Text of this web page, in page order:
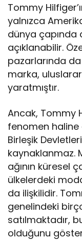
Tommy
yalnızca
dünya çapında
açıklanabilir.
pazarlarında
marka,
yaratmıştır.
Ancak, Tommy
fenomen
Birleşik
kaynaklanmaz.
ağının küresel
ülkelerdeki
da ilişkilidir.
genelindeki
satılmaktadır,
olduğunu